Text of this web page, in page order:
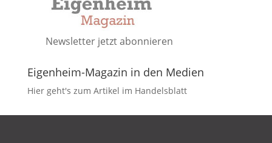
Newsletter jetzt abonnieren
Eigenheim-Magazin in den Medien
Hier geht's zum Artikel im Handelsblatt
DATENSCHUTZ